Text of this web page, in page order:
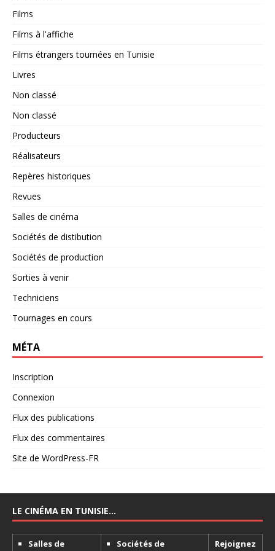
Films
Films à l'affiche
Films étrangers tournées en Tunisie
Livres
Non classé
Non classé
Producteurs
Réalisateurs
Repères historiques
Revues
Salles de cinéma
Sociétés de distibution
Sociétés de production
Sorties à venir
Techniciens
Tournages en cours
MÉTA
Inscription
Connexion
Flux des publications
Flux des commentaires
Site de WordPress-FR
LE CINÉMA EN TUNISIE…
Salles de
Sociétés de
Rejoignez